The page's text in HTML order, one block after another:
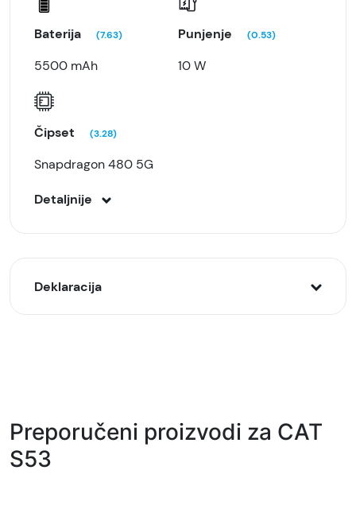
Baterija (7.63)
5500 mAh
Punjenje (0.53)
10 W
Čipset (3.28)
Snapdragon 480 5G
Detaljnije
Deklaracija
Uvoznik:
Atom partner
Preporučeni proizvodi za CAT
S53